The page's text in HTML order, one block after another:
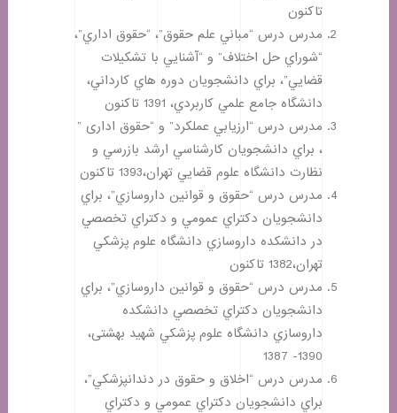
تاكنون
مدرس درس “مباني علم حقوق”، “حقوق اداري”،
“شوراي حل اختلاف” و “آشنايي با تشكيلات
قضايي”، براي دانشجويان دوره هاي كارداني،
دانشگاه جامع علمي كاربردي، 1391 تاكنون
مدرس درس “ارزيابي عملكرد” و “حقوق اداری ”
، براي دانشجويان كارشناسي ارشد بازرسي و
نظارت دانشگاه علوم قضايي تهران،1393 تاكنون
مدرس درس “حقوق و قوانين داروسازي”، براي
دانشجويان دكتراي عمومي و دكتراي تخصصي
در دانشكده داروسازي دانشگاه علوم پزشكي
تهران،1382 تاكنون
مدرس درس “حقوق و قوانين داروسازي”، براي
دانشجويان دكتراي تخصصي دانشكده
داروسازي دانشگاه علوم پزشكي شهيد بهشتی،
1390- 1387
مدرس درس “اخلاق و حقوق در دندانپزشكي”،
براي دانشجويان دكتراي عمومي و دكتراي